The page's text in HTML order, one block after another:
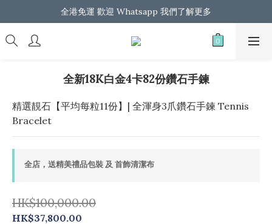
馬上登記成為會員  即享首單 $100 折扣優惠
全港免運 歡迎 Whatsapp 我們了解更多
馬上登記成為會員  即享首單 $100 折扣優惠
全新18K白金4卡82份鑽石手鍊
精選靚石【平均每粒11份】| 全渾身3爪鑽石手鍊 Tennis
Bracelet
全店，送精美禮品包裝 及 首飾清潔布
HK$100,000.00
HK$37,800.00